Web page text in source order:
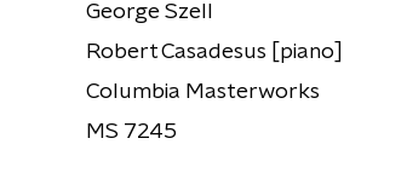
George Szell
Robert Casadesus [piano]
Columbia Masterworks
MS 7245